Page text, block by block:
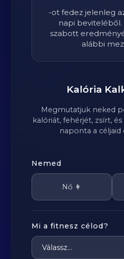
-ot fedez jelenleg
napi
szabott
alábbi
Kalória
Megmutatjuk neked
kalóriát, fehérjét, zsírt,
naponta a céljaid
Nemed
Nő 👩
Mi a fitnesz célod?